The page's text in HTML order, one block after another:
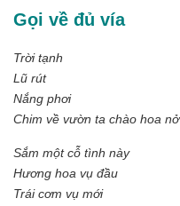
Gọi về đủ vía
Trời tạnh
Lũ rút
Nắng phơi
Chim về vườn ta chào hoa nở
Sắm một cỗ tình này
Hương hoa vụ đầu
Trái cơm vụ mới